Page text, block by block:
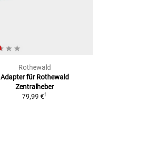
Rothewald
Adapter für Rothewald
Zentralheber
79,99 €1